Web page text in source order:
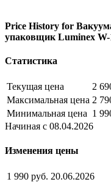
Price History for
упаковщик Luminex W-
Статистика
Текущая цена 2
Максимальная цена 2
Минимальная цена 1
Начиная с 08.04.2026
Изменения цены
1 990 руб. 20.06.2026